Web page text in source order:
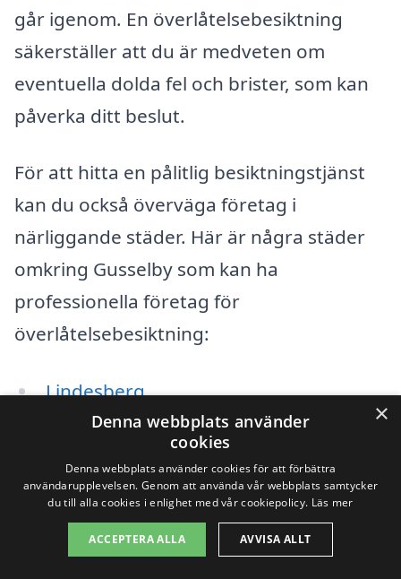
går igenom. En överlåtelsebesiktning
säkerställer att du är medveten om
eventuella dolda fel och brister, som kan
påverka ditt beslut.
För att hitta en pålitlig besiktningstjänst
kan du också överväga företag i
närliggande städer. Här är några städer
omkring Gusselby som kan ha
professionella företag för
överlåtelsebesiktning:
Lindesberg
Hällefors
Nora
×
Denna webbplats använder
cookies
Denna webbplats använder cookies för att förbättra
användarupplevelsen. Genom att använda vår webbplats samtycker
du till alla cookies i enlighet med vår cookiepolicy. Läs mer
ACCEPTERA ALLA AVVISA ALLT